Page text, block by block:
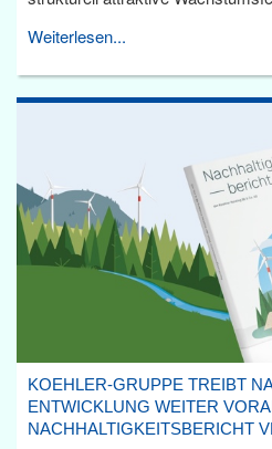
Weiterlesen...
KOEHLER-GRUPPE TREIBT
ENTWICKLUNG WEITER
NACHHALTIGKEITSBERICHT